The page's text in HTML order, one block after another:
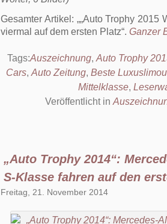
Gesamter Artikel:
„Auto Trophy 2015
viermal auf dem ersten Platz . Ganzer
Tags:Auszeichnung, Auto Trophy
Cars, Auto Zeitung, Beste
Mittelklasse,
Veröffentlicht in
„Auto Trophy 2014“:
S-Klasse fahren auf den
Freitag, 21. November 2014